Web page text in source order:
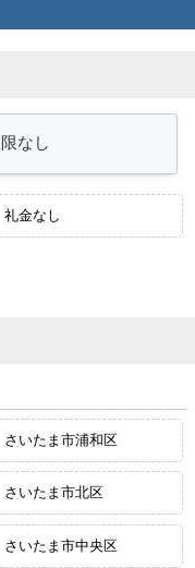
礼金なし
さいたま市浦和区
さいたま市北区
さいたま市中央区